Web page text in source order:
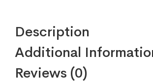
Description
Additional
Reviews (0)